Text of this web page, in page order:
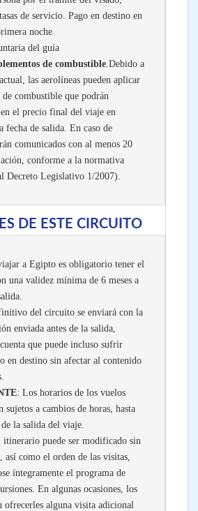
de servicio. Pago en destino en
noche
del guía
de combustible.Debido a
las aerolíneas pueden aplicar
de combustible que podrán
el precio final del viaje en
fecha de salida. En caso de
comunicados con al menos 20
conforme a la normativa
Decreto Legislativo 1/2007).
DE ESTE CIRCUITO
a Egipto es obligatorio tener el
una validez mínima de 6 meses a
del circuito se enviará con la
enviada antes de la salida,
que puede incluso sufrir
en destino sin afectar al contenido
: Los horarios de los vuelos
sujetos a cambios de horas, hasta
la salida del viaje.
puede ser modificado sin
así como el orden de las visitas,
íntegramente el programa de
En algunas ocasiones, los
ofrecerles alguna visita adicional